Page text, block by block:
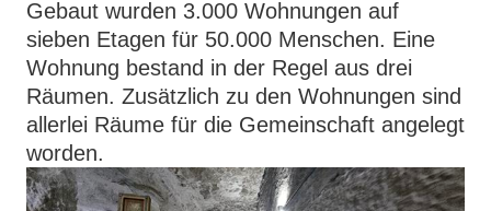
Gebaut wurden 3.000 Wohnungen auf
sieben Etagen für 50.000 Menschen. Eine
Wohnung bestand in der Regel aus drei
Räumen. Zusätzlich zu den Wohnungen sind
allerlei Räume für die Gemeinschaft angelegt
worden.